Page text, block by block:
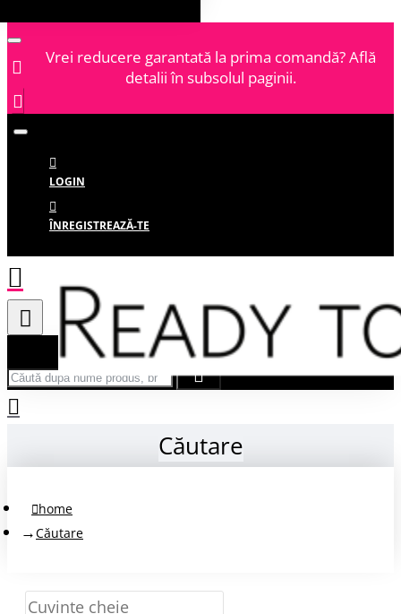
Vrei reducere garantată la prima comandă? Află
detalii în subsolul paginii.
LOGIN
ÎNREGISTREAZĂ-TE
Căută după nume produs, brand...
Căutare
home
Căutare